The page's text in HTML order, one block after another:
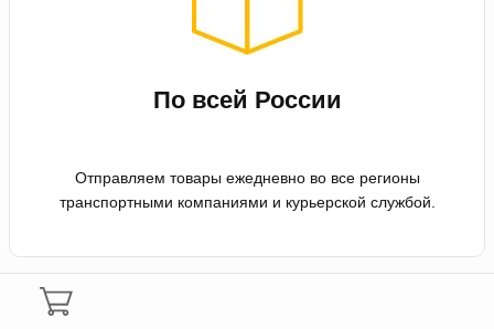
По всей России
Отправляем товары ежедневно во все регионы
транспортными компаниями и курьерской службой.